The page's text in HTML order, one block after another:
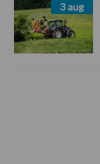
3 aug